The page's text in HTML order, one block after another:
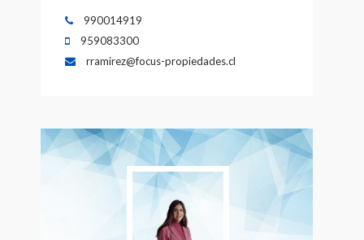
990014919
959083300
rramirez@focus-propiedades.cl